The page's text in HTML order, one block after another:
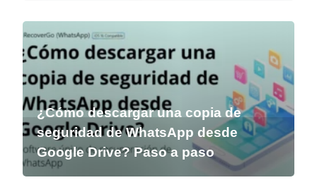
¿Cómo descargar una copia de
seguridad de WhatsApp desde
Google Drive? Paso a paso